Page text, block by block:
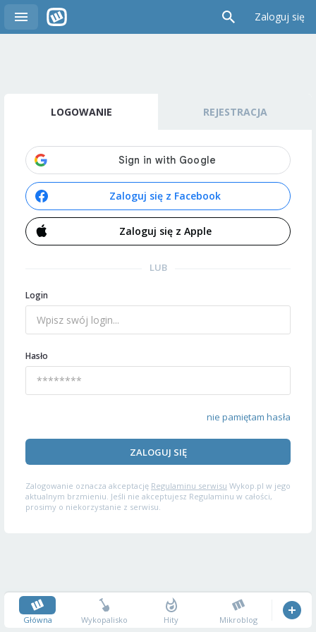
Zaloguj się
LOGOWANIE REJESTRACJA
Zaloguj się z Facebook
Zaloguj się z Apple
LUB
Login
Hasło
nie pamiętam hasła
ZALOGUJ SIĘ
Zalogowanie oznacza akceptację Regulaminu serwisu Wykop.pl w jego
aktualnym brzmieniu. Jeśli nie akceptujesz Regulaminu w całości,
prosimy o niekorzystanie z serwisu.
Główna Wykopalisko Hity Mikroblog